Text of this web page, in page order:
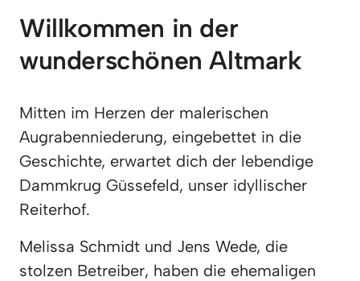
Willkommen in der
wunderschönen Altmark
Mitten im Herzen der malerischen
Augrabenniederung, eingebettet in die
Geschichte, erwartet dich der lebendige
Dammkrug Güssefeld, unser idyllischer
Reiterhof.
Melissa Schmidt und Jens Wede, die
stolzen Betreiber, haben die ehemaligen